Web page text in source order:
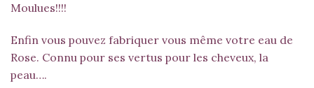
Moulues!!!!
Enfin vous pouvez fabriquer vous même votre eau de
Rose. Connu pour ses vertus pour les cheveux, la
peau….